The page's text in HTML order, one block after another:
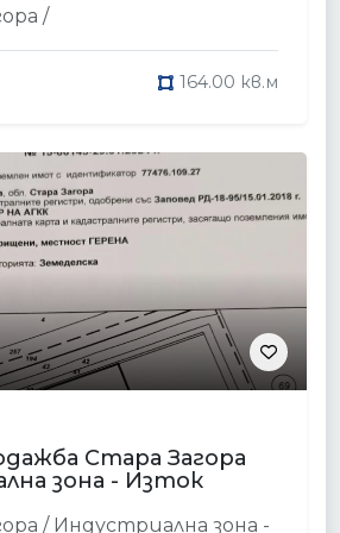
/
164.00 кв.м
Стара Загора
зона - Изток
/ Индустриална зона -